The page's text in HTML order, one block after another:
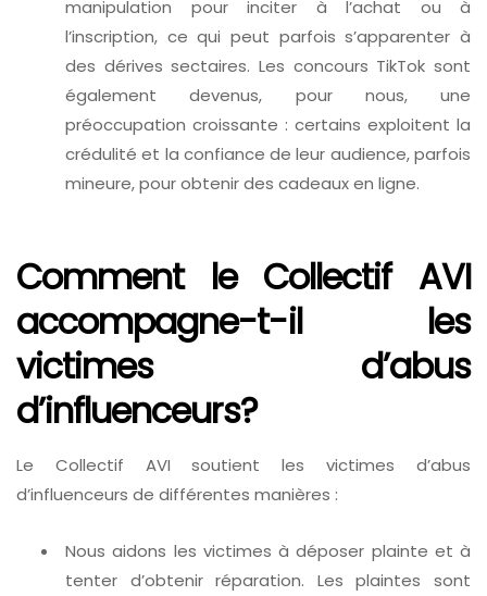
manipulation pour inciter à l’achat ou à
l’inscription, ce qui peut parfois s’apparenter à
des dérives sectaires. Les concours TikTok sont
également devenus, pour nous, une
préoccupation croissante : certains exploitent la
crédulité et la confiance de leur audience, parfois
mineure, pour obtenir des cadeaux en ligne.
Comment le Collectif AVI
accompagne-t-il les
victimes d’abus
d’influenceurs?
Le Collectif AVI soutient les victimes d’abus
d’influenceurs de différentes manières :
Nous aidons les victimes à déposer plainte et à
tenter d’obtenir réparation. Les plaintes sont